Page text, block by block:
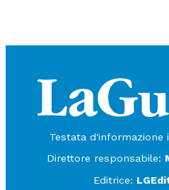
Testata d'informazione
Direttore responsabile:
Editrice: